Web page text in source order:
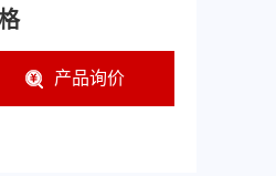
产品询价